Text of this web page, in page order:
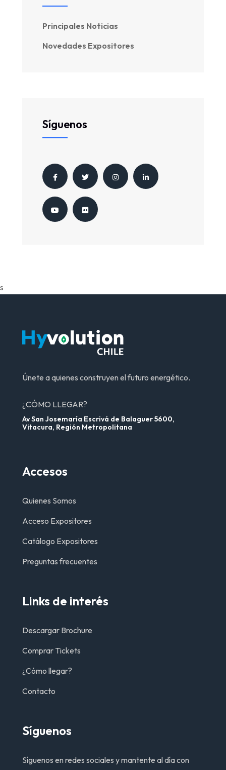
Principales Noticias
Novedades Expositores
Síguenos
s
Únete a quienes construyen el futuro energético.
¿CÓMO LLEGAR?
Av San Josemaría Escrivá de Balaguer 5600,
Vitacura, Región Metropolitana
Accesos
Quienes Somos
Acceso Expositores
Catálogo Expositores
Preguntas frecuentes
Links de interés
Descargar Brochure
Comprar Tickets
¿Cómo llegar?
Contacto
Síguenos
Síguenos en redes sociales y mantente al día con